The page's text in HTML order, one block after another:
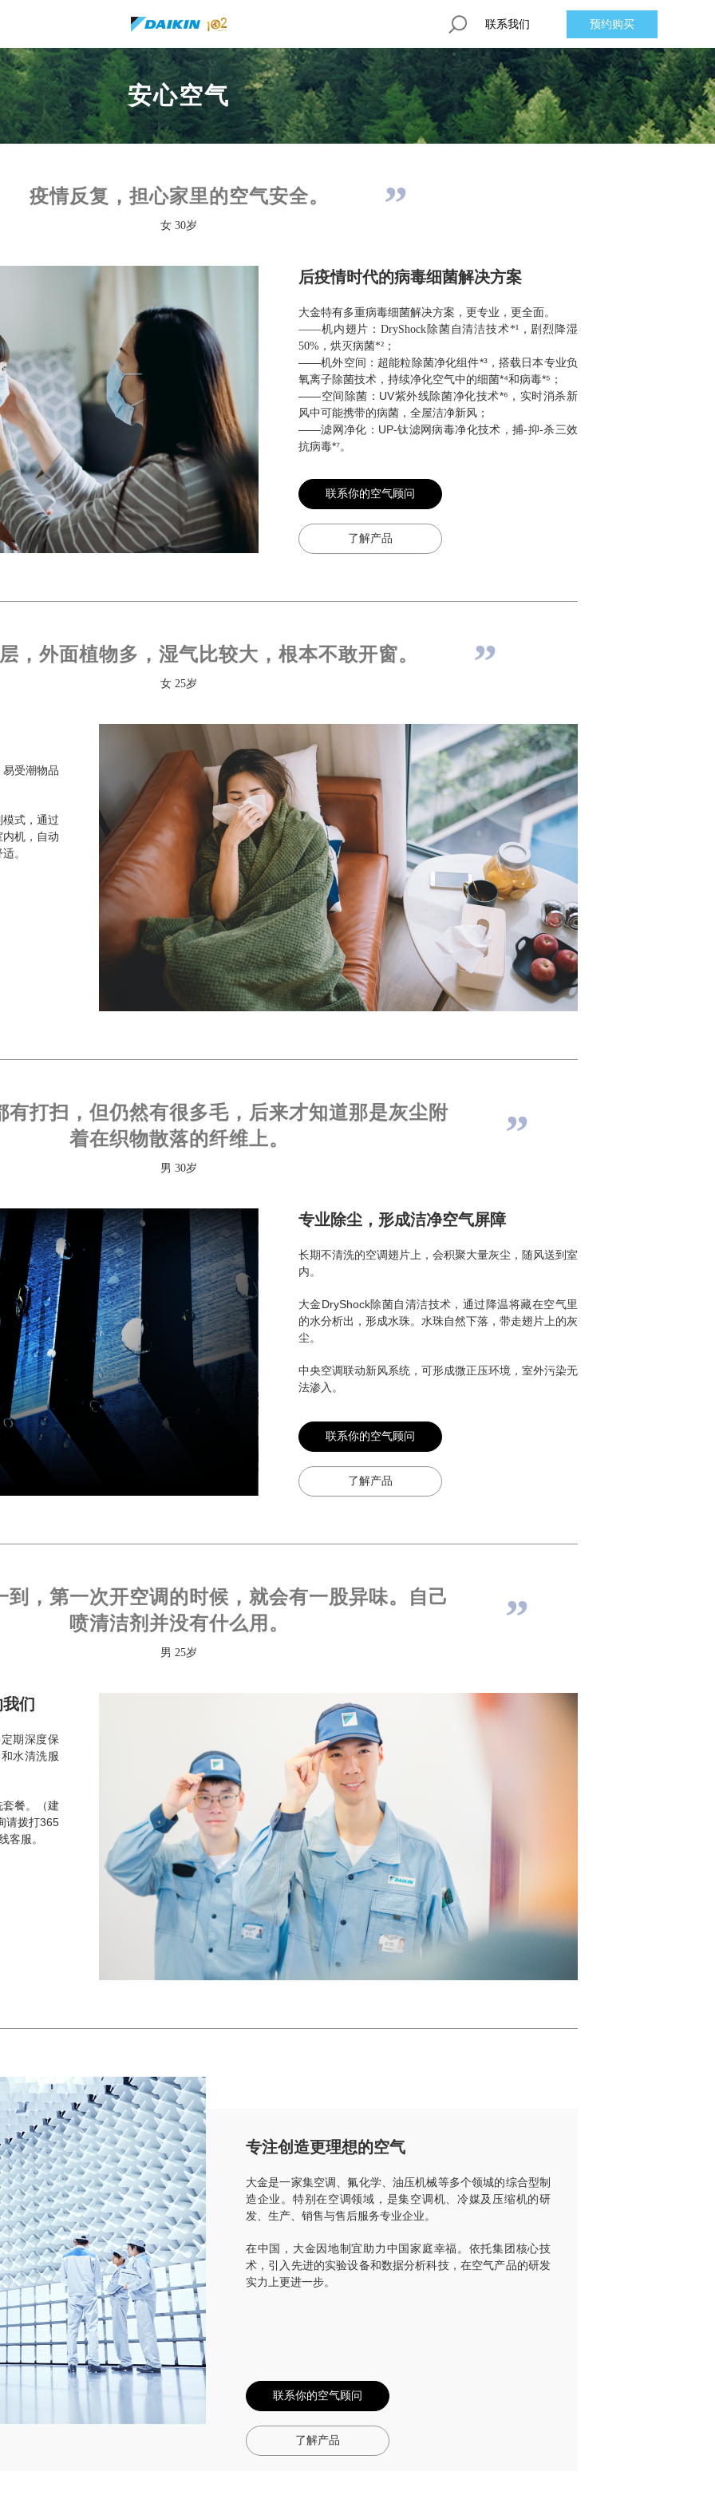
联系我们 预约购买
安心空气
疫情反复，担心家里的空气安全。
女 30岁
后疫情时代的病毒细菌解决方案
大金特有多重病毒细菌解决方案，更专业，更全面。
——机内翅片：DryShock除菌自清洁技术*¹，剧烈降湿
50%，烘灭病菌*²；
——机外空间：超能粒除菌净化组件*³，搭载日本专业负
氧离子除菌技术，持续净化空气中的细菌*⁴和病毒*⁵；
——空间除菌：UV紫外线除菌净化技术*⁶ ，实时消杀新
风中可能携带的病菌，全屋洁净新风；
——滤网净化：UP-钛滤网病毒净化技术 ，捕-抑-杀三效
抗病毒*⁷。
联系你的空气顾问
了解产品
，外面植物多，湿气比较大，根本不敢开窗。
女 25岁
受潮物品
式，通过
机，自动
。
有打扫，但仍然有很多毛，后来才知道那是灰尘附
着在织物散落的纤维上。
男 30岁
专业除尘，形成洁净空气屏障
长期不清洗的空调翅片上，会积聚大量灰尘，随风送到室
内。
大金DryShock除菌自清洁技术，通过降温将藏在空气里
的水分析出，形成水珠。水珠自然下落，带走翅片上的灰
尘。
中央空调联动新风系统，可形成微正压环境，室外污染无
法渗入。
联系你的空气顾问
了解产品
到，第一次开空调的时候，就会有一股异味。自己
喷清洁剂并没有什么用。
男 25岁
们
期深度保
水清洗服
餐。（建
请拨打365
客服。
专注创造更理想的空气
大金是一家集空调、氟化学、油压机械等多个领城的综合型制
造企业。特别在空调领域，是集空调机、冷媒及压缩机的研
发、生产、销售与售后服务专业企业。
在中国，大金因地制宜助力中国家庭幸福。依托集团核心技
术，引入先进的实验设备和数据分析科技，在空气产品的研发
实力上更进一步。
联系你的空气顾问
了解产品